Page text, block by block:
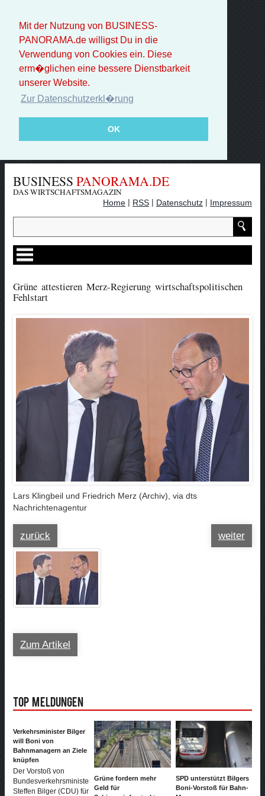
Mit der Nutzung von BUSINESS-
PANORAMA.de willigst Du in die
Verwendung von Cookies ein. Diese
erm�glichen eine bessere Dienstbarkeit
unserer Website.
Zur Datenschutzerkl�rung
OK
BUSINESS PANORAMA.DE
DAS WIRTSCHAFTSMAGAZIN
Home | RSS | Datenschutz | Impressum
Grüne attestieren Merz-Regierung wirtschaftspolitischen
Fehlstart
Lars Klingbeil und Friedrich Merz (Archiv), via dts
Nachrichtenagentur
zurück weiter
Zum Artikel
Top Meldungen
Verkehrsminister Bilger
will Boni von
Bahnmanagern an Ziele
knüpfen
Der Vorstoß von
Bundesverkehrsminister
Steffen Bilger (CDU) für
Grüne fordern mehr
Geld für
SPD unterstützt Bilgers
Boni-Vorstoß für Bahn-